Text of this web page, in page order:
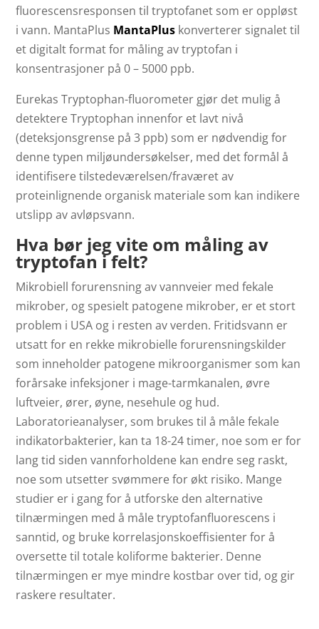
fluorescensresponsen til tryptofanet som er oppløst
i vann. MantaPlus MantaPlus konverterer signalet til
et digitalt format for måling av tryptofan i
konsentrasjoner på 0 – 5000 ppb.
Eurekas Tryptophan-fluorometer gjør det mulig å
detektere Tryptophan innenfor et lavt nivå
(deteksjonsgrense på 3 ppb) som er nødvendig for
denne typen miljøundersøkelser, med det formål å
identifisere tilstedeværelsen/fraværet av
proteinlignende organisk materiale som kan indikere
utslipp av avløpsvann.
Hva bør jeg vite om måling av
tryptofan i felt?
Mikrobiell forurensning av vannveier med fekale
mikrober, og spesielt patogene mikrober, er et stort
problem i USA og i resten av verden. Fritidsvann er
utsatt for en rekke mikrobielle forurensningskilder
som inneholder patogene mikroorganismer som kan
forårsake infeksjoner i mage-tarmkanalen, øvre
luftveier, ører, øyne, nesehule og hud.
Laboratorieanalyser, som brukes til å måle fekale
indikatorbakterier, kan ta 18-24 timer, noe som er for
lang tid siden vannforholdene kan endre seg raskt,
noe som utsetter svømmere for økt risiko. Mange
studier er i gang for å utforske den alternative
tilnærmingen med å måle tryptofanfluorescens i
sanntid, og bruke korrelasjonskoeffisienter for å
oversette til totale koliforme bakterier. Denne
tilnærmingen er mye mindre kostbar over tid, og gir
raskere resultater.